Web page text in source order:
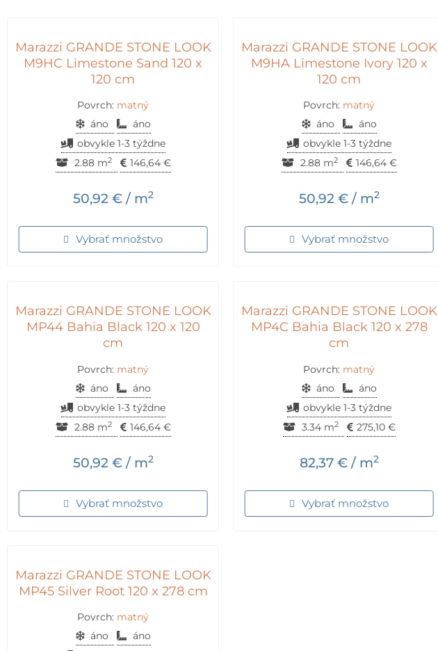
Marazzi GRANDE STONE LOOK
M9HC Limestone Sand 120 x
120 cm
Povrch: matný
áno
áno
obvykle 1-3 týždne
2.88 m2 146,64 €
50,92 €/ m2
Vybrať množstvo
Marazzi GRANDE STONE LOOK
M9HA Limestone Ivory 120 x
120 cm
Povrch: matný
áno
áno
obvykle 1-3 týždne
2.88 m2 146,64 €
50,92 €/ m2
Vybrať množstvo
Marazzi GRANDE STONE LOOK
MP44 Bahia Black 120 x 120
cm
Povrch: matný
áno
áno
obvykle 1-3 týždne
2.88 m2 146,64 €
50,92 €/ m2
Vybrať množstvo
Marazzi GRANDE STONE LOOK
MP4C Bahia Black 120 x 278
cm
Povrch: matný
áno
áno
obvykle 1-3 týždne
3.34 m2 275,10 €
82,37 €/ m2
Vybrať množstvo
Marazzi GRANDE STONE LOOK
MP45 Silver Root 120 x 278 cm
Povrch: matný
áno
áno